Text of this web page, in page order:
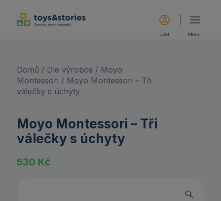
Menu
Účet
Domů / Dle výrobce / Moyo
Montessori / Moyo Montessori – Tři
válečky s úchyty
Moyo Montessori – Tři
válečky s úchyty
530 Kč